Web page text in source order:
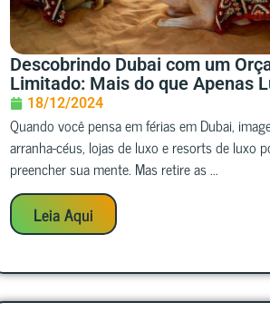
Descobrindo Dubai com um
Limitado: Mais do que Apenas
18/12/2024
Quando você pensa em férias em Dubai,
arranha-céus, lojas de luxo e resorts de luxo
preencher sua mente. Mas retire as ...
Leia Aqui